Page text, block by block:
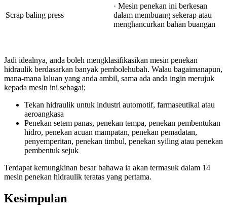
Scrap baling press
· Mesin penekan ini berkesan
dalam membuang sekerap atau
menghancurkan bahan buangan
Jadi idealnya, anda boleh mengklasifikasikan mesin penekan
hidraulik berdasarkan banyak pembolehubah. Walau bagaimanapun,
mana-mana laluan yang anda ambil, sama ada anda ingin merujuk
kepada mesin ini sebagai;
Tekan hidraulik untuk industri automotif, farmaseutikal atau
aeroangkasa
Penekan setem panas, penekan tempa, penekan pembentukan
hidro, penekan acuan mampatan, penekan pemadatan,
penyemperitan, penekan timbul, penekan syiling atau penekan
pembentuk sejuk
Terdapat kemungkinan besar bahawa ia akan termasuk dalam 14
mesin penekan hidraulik teratas yang pertama.
Kesimpulan